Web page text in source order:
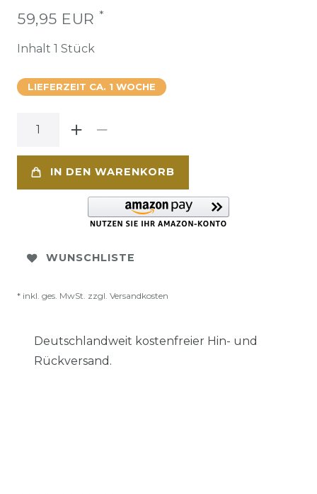
59,95 EUR *
Inhalt 1 Stück
LIEFERZEIT CA. 1 WOCHE
IN DEN WARENKORB
WUNSCHLISTE
* inkl. ges. MwSt. zzgl. Versandkosten
Deutschlandweit kostenfreier Hin- und
Rückversand.